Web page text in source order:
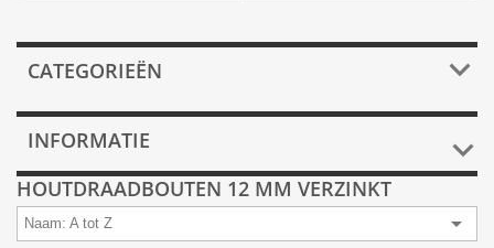
CATEGORIEËN 
INFORMATIE 
HOUTDRAADBOUTEN 12 MM VERZINKT
Naam: A tot Z 